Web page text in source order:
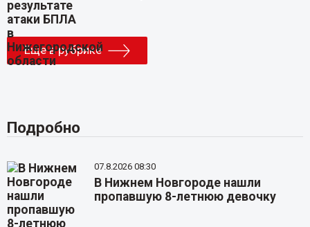
Еще в рубрике
Подробно
07.8.2026 08:30
В Нижнем Новгороде нашли
пропавшую 8-летнюю девочку